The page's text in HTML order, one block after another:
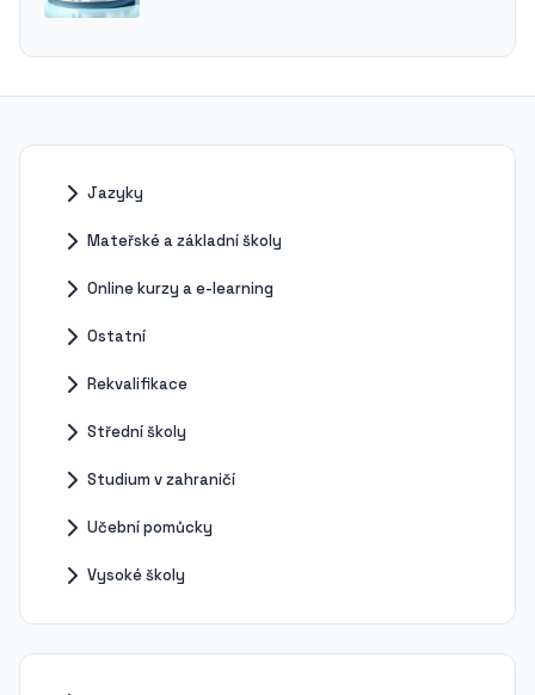
Jazyky
Mateřské a základní školy
Online kurzy a e-learning
Ostatní
Rekvalifikace
Střední školy
Studium v zahraničí
Učební pomůcky
Vysoké školy